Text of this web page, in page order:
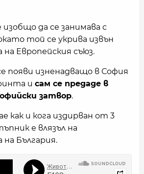
да се занимава с
той се укрива извън
Европейския съюз.
появи изненадващо в София
и сам се предаде в
затвор.
как и кога издирван от 3
е влязъл на
България.